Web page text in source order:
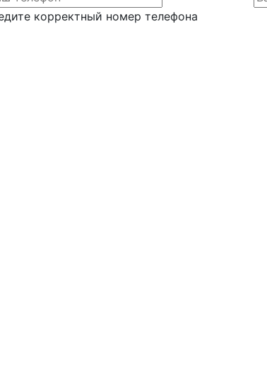
корректный номер телефона